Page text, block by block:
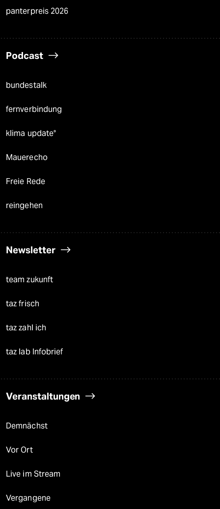
panterpreis 2026
Podcast
bundestalk
fernverbindung
klima update°
Mauerecho
Freie Rede
reingehen
Newsletter
team zukunft
taz frisch
taz zahl ich
taz lab Infobrief
Veranstaltungen
Demnächst
Vor Ort
Live im Stream
Vergangene